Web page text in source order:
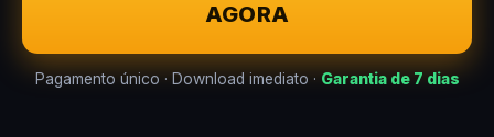
AGORA
Pagamento único · Download imediato · Garantia de 7 dias